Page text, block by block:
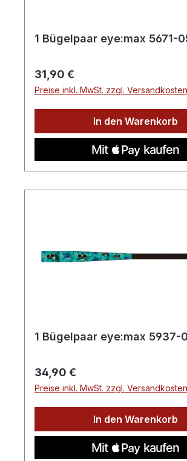
1 Bügelpaar eye:max 5671-
Regulärer Preis:
31,90 €
Preise inkl. MwSt. zzgl. Versandkosten
In den Warenkorb
1 Bügelpaar eye:max 5937-
Regulärer Preis:
34,90 €
Preise inkl. MwSt. zzgl. Versandkosten
In den Warenkorb